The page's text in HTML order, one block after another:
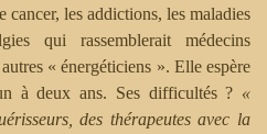
cancer, les addictions, les maladies
qui rassemblerait médecins
« énergéticiens ». Elle espère
à deux ans. Ses difficultés ? «
des thérapeutes avec la